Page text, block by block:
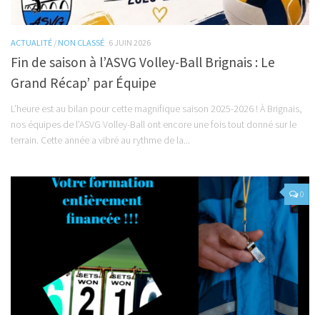
ACTUALITÉ / NON CLASSÉ 6 JUIN 2026
Fin de saison à l’ASVG Volley-Ball Brignais : Le
Grand Récap’ par Équipe
L’heure est au bilan pour cette magnifique saison 2025-2026 ! À Brignais,
nos équipes de l’ASVG Volley-Ball ont encore une fois tout donné sur le
terrain. Cette année a vibré au rythme de la...
0